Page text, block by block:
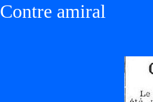
Contre amiral